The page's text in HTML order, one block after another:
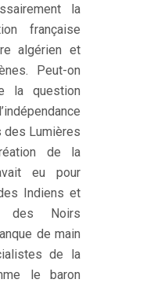
la
française
algérien et
Peut-on
la question
des Lumières
de la
eu pour
Indiens et
des Noirs
de main
de la
le baron